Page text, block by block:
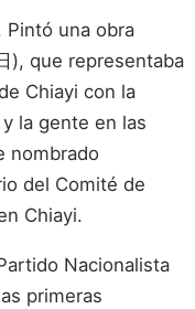
una obra
), que representaba
Chiayi con la
la gente en las
nombrado
del Comité de
Chiayi.
Nacionalista
primeras